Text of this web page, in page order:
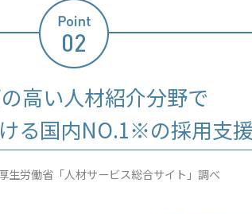
高い人材紹介分野で
る国内NO.1※の採用支
生労働省「人材サービス総合サイト」調べ